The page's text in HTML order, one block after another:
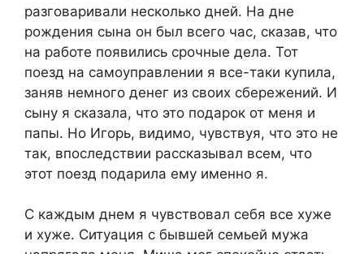
разговаривали несколько дней. На дне
рождения сына он был всего час, сказав, что
на работе появились срочные дела. Тот
поезд на самоуправлении я все-таки купила,
заняв немного денег из своих сбережений. И
сыну я сказала, что это подарок от меня и
папы. Но Игорь, видимо, чувствуя, что это не
так, впоследствии рассказывал всем, что
этот поезд подарила ему именно я.
С каждым днем я чувствовал себя все хуже
и хуже. Ситуация с бывшей семьей мужа